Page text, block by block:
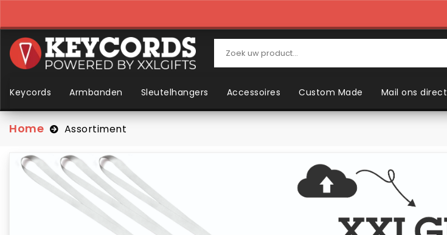
Keycords Armbanden Sleutelhangers Accessoires Custom Made Mail ons direct
Home Assortiment